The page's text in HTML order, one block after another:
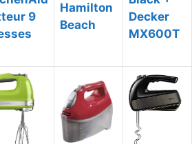
9
Hamilton
Beach
Decker
MX600T